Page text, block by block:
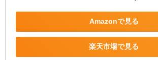
Amazonで見る
楽天市場で見る